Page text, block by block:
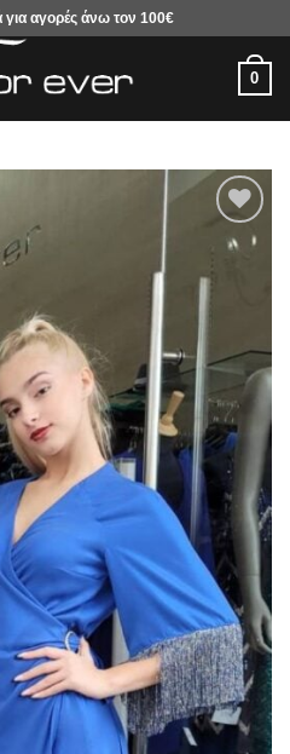
αγορές άνω τον 100€
0
Προσθήκη
στα
αγαπημένα